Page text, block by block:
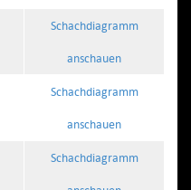
Schachdiagramm
anschauen
Schachdiagramm
anschauen
Schachdiagramm